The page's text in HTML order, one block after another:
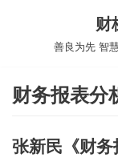
文
财
善良为先 智
财务报表分
张新民《财务